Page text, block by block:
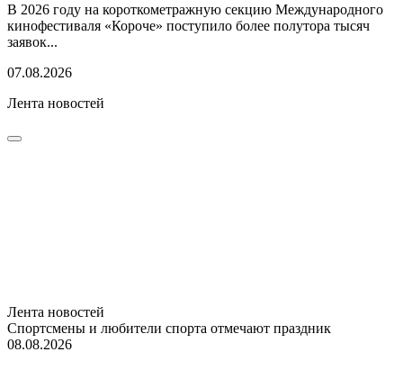
В 2026 году на короткометражную секцию Международного
кинофестиваля «Короче» поступило более полутора тысяч
заявок...
07.08.2026
Лента новостей
Лента новостей
Спортсмены и любители спорта отмечают праздник
08.08.2026